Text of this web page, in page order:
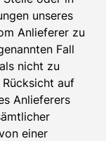
unseres
Anlieferer zu
Fall
nicht zu
auf
Anlieferers
einer